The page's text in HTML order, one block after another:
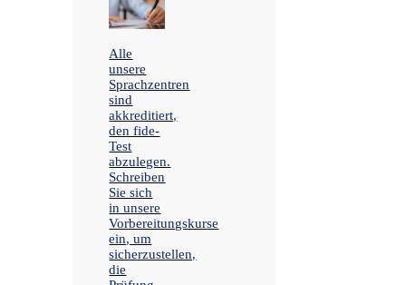
Alle
unsere
Sprachzentren
sind
akkreditiert,
den fide-
Test
abzulegen.
Schreiben
Sie sich
in unsere
Vorbereitungskurse
ein, um
sicherzustellen,
die